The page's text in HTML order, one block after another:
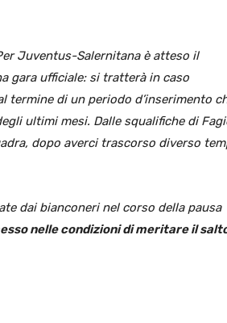
Juventus-Salernitana è atteso il
gara ufficiale: si tratterà in caso
termine di un periodo d’inserimento
ultimi mesi. Dalle squalifiche di
dopo averci trascorso diverso
dai bianconeri nel corso della pausa
nelle condizioni di meritare il